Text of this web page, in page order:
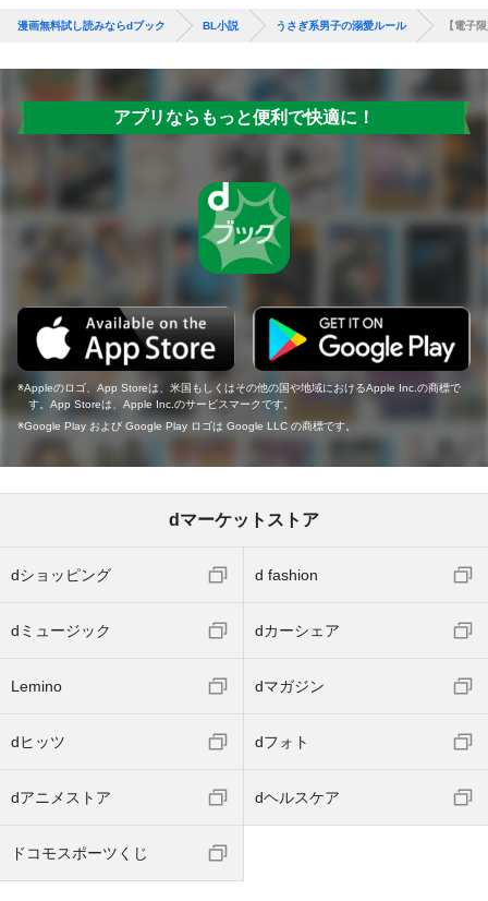
漫画無料試し読みならdブック BL小説 うさぎ系男子の溺愛ルール 【電子
アプリならもっと便利で快適に！
Appleのロゴ、App Storeは、米国もしくはその他の国や地域におけるApple Inc.の商標で
す。App Storeは、Apple Inc.のサービスマークです。
Google Play および Google Play ロゴは Google LLC の商標です。
dマーケットストア
dショッピング d fashion
dミュージック dカーシェア
Lemino dマガジン
dヒッツ dフォト
dアニメストア dヘルスケア
ドコモスポーツくじ